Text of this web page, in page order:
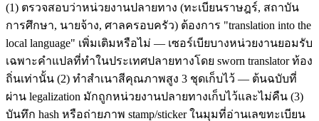
(1) ตรวจสอบว่าหน่วยงานปลายทาง (ทะเบียนราษฎร์, สถาบัน
การศึกษา, นายจ้าง, ศาลครอบครัว) ต้องการ "translation into the
local language" เพิ่มเติมหรือไม่ — เซอร์เบียบางหน่วยงานยอมรับ
เฉพาะคำแปลที่ทำในประเทศปลายทางโดย sworn translator ท้อง
ถิ่นเท่านั้น (2) ทำสำเนาสีคุณภาพสูง 3 ชุดเก็บไว้ — ต้นฉบับที่
ผ่าน legalization มักถูกหน่วยงานปลายทางเก็บไว้และไม่คืน (3)
บันทึก hash หรือถ่ายภาพ stamp/sticker ในมุมที่อ่านเลขทะเบียน